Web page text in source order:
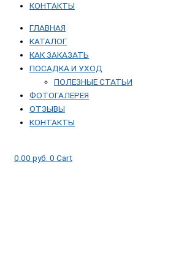
КОНТАКТЫ
ГЛАВНАЯ
КАТАЛОГ
КАК ЗАКАЗАТЬ
ПОСАДКА И УХОД
ПОЛЕЗНЫЕ СТАТЬИ
ФОТОГАЛЕРЕЯ
ОТЗЫВЫ
КОНТАКТЫ
0.00 руб. 0 Cart